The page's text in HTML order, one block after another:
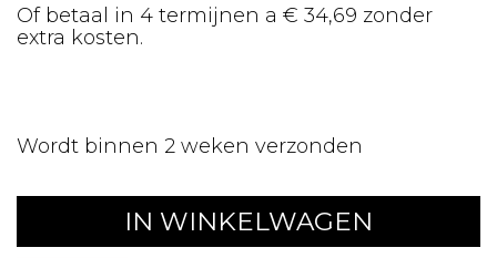
Of betaal in 4 termijnen a € 34,69 zonder
extra kosten.
Wordt binnen 2 weken verzonden
IN WINKELWAGEN